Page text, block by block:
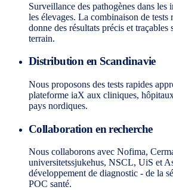
Surveillance des pathogènes dans les
les élevages. La combinaison de tests
donne des résultats précis et traçables
terrain.
Distribution en Scandinavie
Nous proposons des tests rapides
plateforme iaX aux cliniques,
pays nordiques.
Collaboration en recherche
Nous collaborons avec Nofima,
universitetssjukehus, NSCL, UiS et
développement de diagnostic - de la
POC santé.